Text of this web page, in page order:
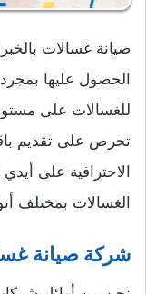
صيانة غسالات
الحصول عليها
للغسالات على
تحرص على تقديم
الاحترافية على
الغسالات بمختلف
شركة صيانة